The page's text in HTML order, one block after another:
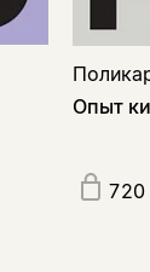
Опыт